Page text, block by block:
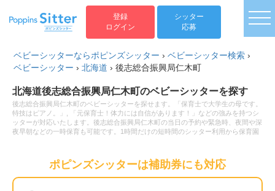
登録
ログイン
シッター
応募
ベビーシッターならポピンズシッター ›ベビーシッター検索 ›
ベビーシッター ›北海道 ›後志総合振興局仁木町
北海道後志総合振興局仁木町のベビーシッターを探す
後志総合振興局仁木町のベビーシッターを探せます。「保育士で大学生の母です。
特技はピアノ。」, 「元保育士！体力には自信があります！」などの強みを持つシ
ッターが対応いたします。後志総合振興局仁木町の当日の予約や緊急時、夜間や深
夜早朝などの一時保育も可能です。1時間だけの短時間のシッター利用から保育園
のお子様まで幅広い年齢へ対応可能です。土日祝日だけベビーシッターをお願いし
たいといったご要望や毎日の利用などの定期利用サービスもございます。
ポピンズシッターは補助券にも対応